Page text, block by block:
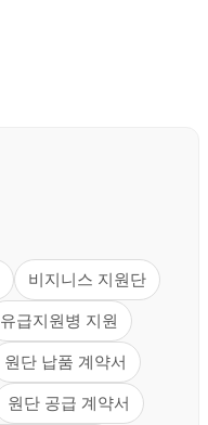
비지니스 지원단
유급지원병 지원
원단 납품 계약서
원단 공급 계약서